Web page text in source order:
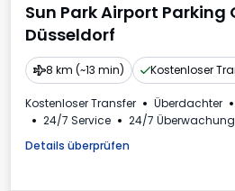
Sun Park Airport Parking
Düsseldorf
8 km (~13 min) Kostenloser
Kostenloser Transfer Überdachter
24/7 Service
24/7 Überwachung
Details überprüfen